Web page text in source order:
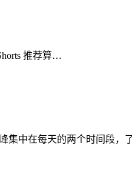
推荐算…
集中在每天的两个时间段，